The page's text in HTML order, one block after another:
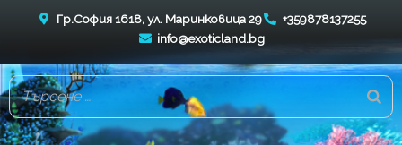
Гр.София 1618, ул. Маринковица 29
+359878137255
info@exoticland.bg